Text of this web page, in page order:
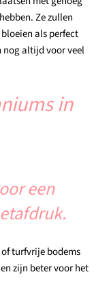
Ze zullen
als perfect
nog altijd voor veel
in
een
turfvrije bodems
zijn beter voor het